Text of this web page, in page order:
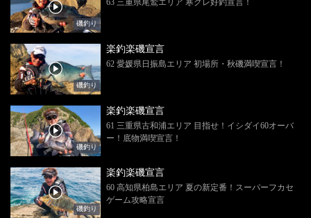
磯釣り
磯釣り
楽釣楽磯宣言
62 愛媛県日振島エリア 初場所・秋磯満喫宣言！
磯釣り
楽釣楽磯宣言
61 三重県古和浦エリア 目指せ！イシダイ60オーバ
ー！底物満喫宣言！
磯釣り
楽釣楽磯宣言
60 高知県柏島エリア 夏の新定番！スーパーフカセ
ゲーム攻略宣言